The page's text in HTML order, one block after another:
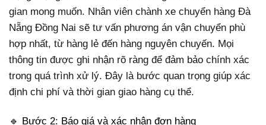
gian mong muốn. Nhân viên chành xe chuyển hàng Đà
Nẵng Đồng Nai sẽ tư vấn phương án vận chuyển phù
hợp nhất, từ hàng lẻ đến hàng nguyên chuyến. Mọi
thông tin được ghi nhận rõ ràng để đảm bảo chính xác
trong quá trình xử lý. Đây là bước quan trọng giúp xác
định chi phí và thời gian giao hàng cụ thể.
🔹 Bước 2: Báo giá và xác nhận đơn hàng